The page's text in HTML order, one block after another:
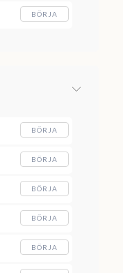
BÖRJA
BÖRJA
BÖRJA
BÖRJA
BÖRJA
BÖRJA